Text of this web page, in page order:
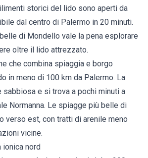
storici del lido sono aperti da
dal centro di Palermo in 20 minuti.
di Mondello vale la pena esplorare
oltre il lido attrezzato.
che combina spiaggia e borgo
in meno di 100 km da Palermo. La
sabbiosa e si trova a pochi minuti a
Normanna. Le spiagge più belle di
verso est, con tratti di arenile meno
vicine.
ionica nord